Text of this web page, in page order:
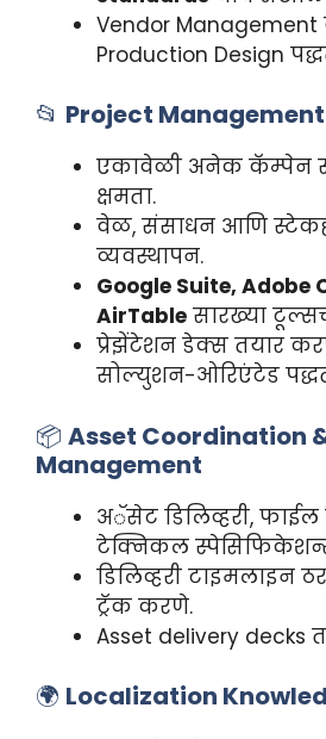
Vendor Management
Production Design
📂 Project Management
एकावेळी अनेक कॅम्पेन
क्षमता.
वेळ, संसाधन आणि
व्यवस्थापन.
Google Suite, Adobe
AirTable सारख्या
प्रेझेंटेशन डेक्स तयार
सोल्युशन-ओरिएंटेड
📦 Asset Coordination
Management
अॅसेट डिलिव्हरी,
टेक्निकल
डिलिव्हरी टाइमलाइन
ट्रॅक करणे.
Asset delivery decks
🌍 Localization